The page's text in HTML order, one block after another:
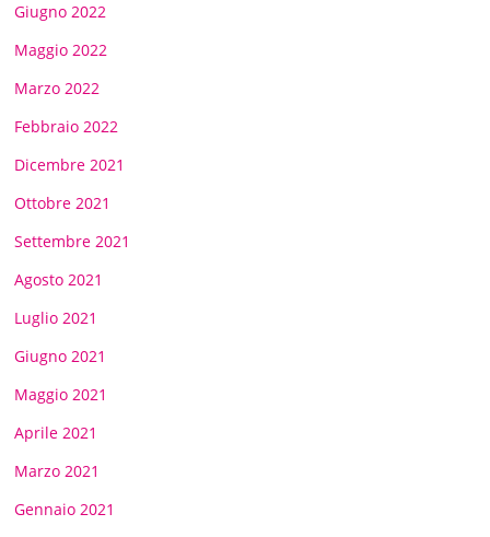
Giugno 2022
Maggio 2022
Marzo 2022
Febbraio 2022
Dicembre 2021
Ottobre 2021
Settembre 2021
Agosto 2021
Luglio 2021
Giugno 2021
Maggio 2021
Aprile 2021
Marzo 2021
Gennaio 2021